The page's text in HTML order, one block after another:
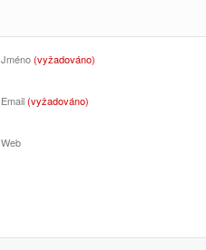
Jméno(vyžadováno)
Email(vyžadováno)
Web